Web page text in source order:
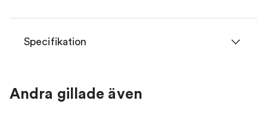
Specifikation
Andra gillade även